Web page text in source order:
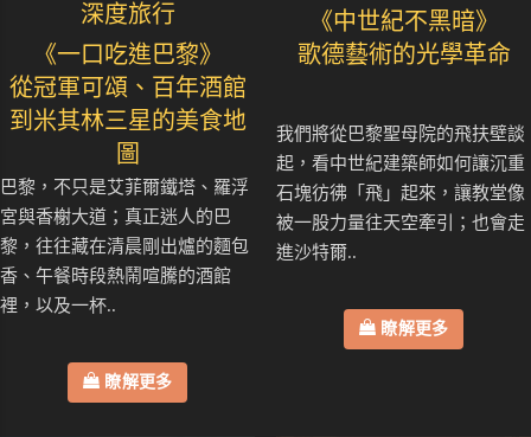
深度旅行
《一口吃進巴黎》
從冠軍可頌、百年酒館
到米其林三星的美食地
圖
巴黎，不只是艾菲爾鐵塔、羅浮
宮與香榭大道；真正迷人的巴
黎，往往藏在清晨剛出爐的麵包
香、午餐時段熱鬧喧騰的酒館
裡，以及一杯..
瞭解更多
《中世紀不黑暗》
歌德藝術的光學革命
我們將從巴黎聖母院的飛扶壁談
起，看中世紀建築師如何讓沉重
石塊彷彿「飛」起來，讓教堂像
被一股力量往天空牽引；也會走
進沙特爾..
瞭解更多